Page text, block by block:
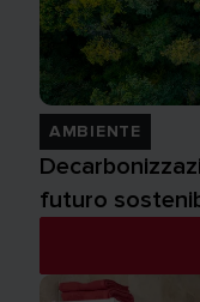
AMBIENTE
futuro